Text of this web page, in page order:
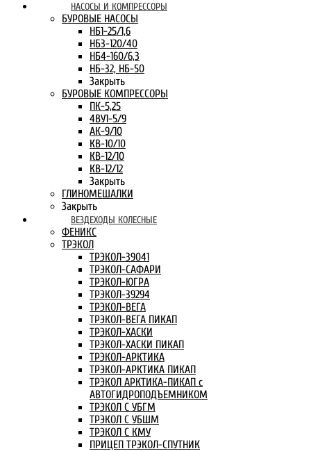
НАСОСЫ И КОМПРЕССОРЫ
БУРОВЫЕ НАСОСЫ
НБ1-25/1,6
НБ3-120/40
НБ4-160/6,3
НБ-32, НБ-50
Закрыть
БУРОВЫЕ КОМПРЕССОРЫ
ПК-5,25
4ВУ1-5/9
АК-9/10
КВ-10/10
КВ-12/10
КВ-12/12
Закрыть
ГЛИНОМЕШАЛКИ
Закрыть
ВЕЗДЕХОДЫ КОЛЕСНЫЕ
ФЕНИКС
ТРЭКОЛ
ТРЭКОЛ-39041
ТРЭКОЛ-САФАРИ
ТРЭКОЛ-ЮГРА
ТРЭКОЛ-39294
ТРЭКОЛ-ВЕГА
ТРЭКОЛ-ВЕГА ПИКАП
ТРЭКОЛ-ХАСКИ
ТРЭКОЛ-ХАСКИ ПИКАП
ТРЭКОЛ-АРКТИКА
ТРЭКОЛ-АРКТИКА ПИКАП
ТРЭКОЛ АРКТИКА-ПИКАП с
АВТОГИДРОПОДЪЕМНИКОМ
ТРЭКОЛ С УБГМ
ТРЭКОЛ С УБШМ
ТРЭКОЛ С КМУ
ПРИЦЕП ТРЭКОЛ-СПУТНИК